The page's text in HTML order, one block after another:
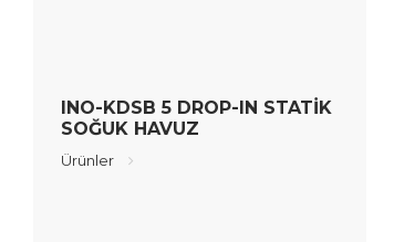
INO-KDSB 5 DROP-IN STATİK
SOĞUK HAVUZ
Ürünler